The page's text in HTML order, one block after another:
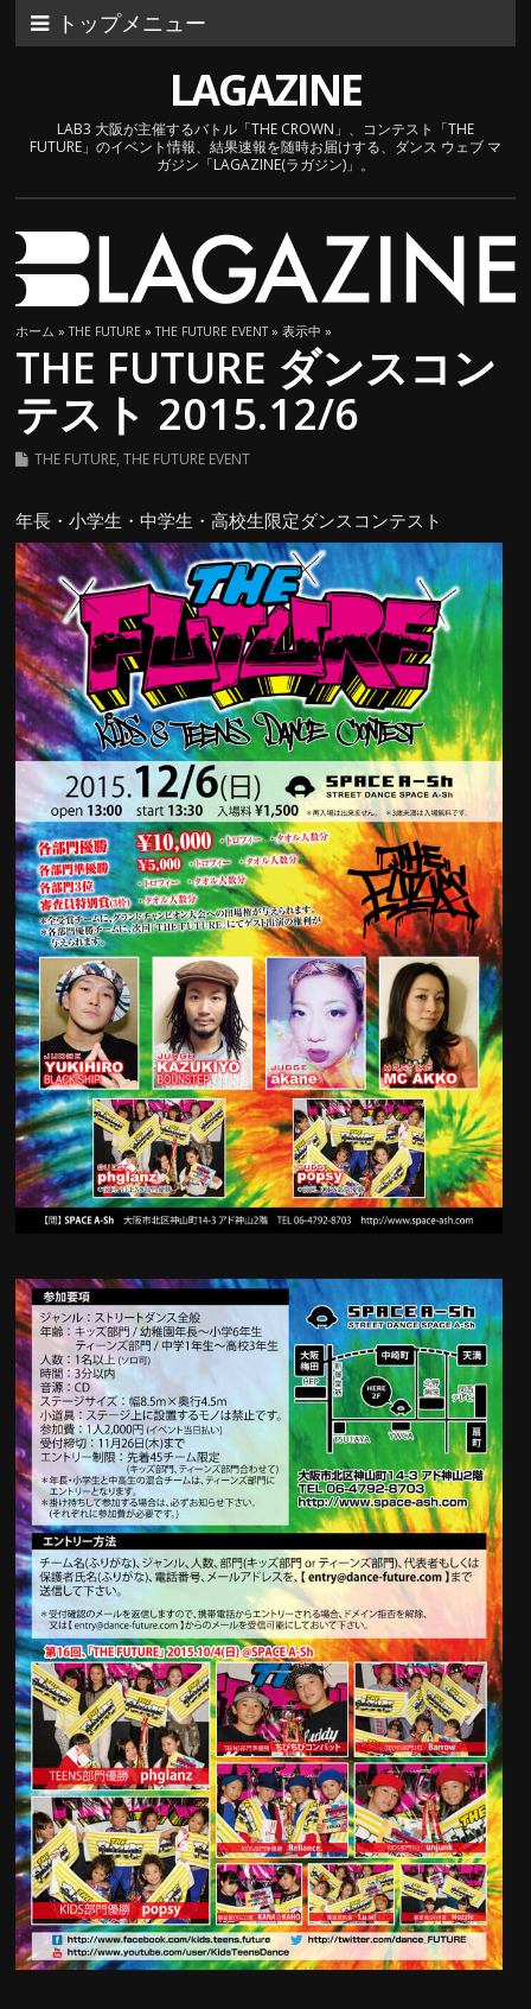
トップメニュー
LAGAZINE
LAB3 大阪が主催するバトル「THE CROWN」、コンテスト「THE
FUTURE」のイベント情報、結果速報を随時お届けする、ダンス ウェブ マ
ガジン「LAGAZINE(ラガジン)」。
ホーム »THE FUTURE »THE FUTURE EVENT» 表示中 »
THE FUTURE ダンスコン
テスト 2015.12/6
THE FUTURE,THE FUTURE EVENT
年長・小学生・中学生・高校生限定ダンスコンテスト